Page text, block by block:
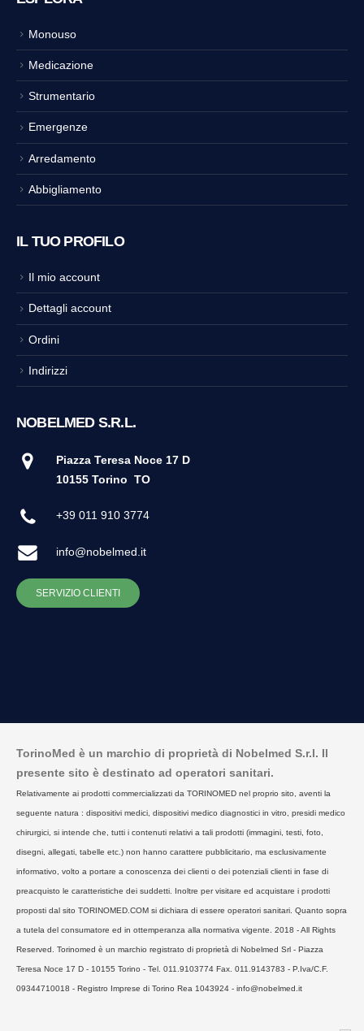
Monouso
Medicazione
Strumentario
Emergenze
Arredamento
Abbigliamento
IL TUO PROFILO
Il mio account
Dettagli account
Ordini
Indirizzi
NOBELMED S.R.L.
Piazza Teresa Noce 17 D
10155 Torino TO
+39 011 910 3774
info@nobelmed.it
SERVIZIO CLIENTI
TorinoMed è un marchio di proprietà di Nobelmed S.r.l. Il
presente sito è destinato ad operatori sanitari.
Relativamente ai prodotti commercializzati da TORINOMED nel proprio sito, aventi la
seguente natura : dispositivi medici, dispositivi medico diagnostici in vitro, presidi medico
chirurgici, si intende che, tutti i contenuti relativi a tali prodotti (immagini, testi, foto,
disegni, allegati, tabelle etc.) non hanno carattere pubblicitario, ma esclusivamente
informativo, volto a portare a conoscenza dei clienti o dei potenziali clienti in fase di
preacquisto le caratteristiche dei suddetti. Inoltre per visitare ed acquistare i prodotti
proposti dal sito TORINOMED.COM si dichiara di essere operatori sanitari. Quanto sopra
a tutela del consumatore ed in ottemperanza alla normativa vigente. 2018 - All Rights
Reserved. Torinomed è un marchio registrato di proprietà di Nobelmed Srl - Piazza
Teresa Noce 17 D - 10155 Torino - Tel. 011.9103774 Fax. 011.9143783 - P.Iva/C.F.
09344710018 - Registro Imprese di Torino Rea 1043924 - info@nobelmed.it